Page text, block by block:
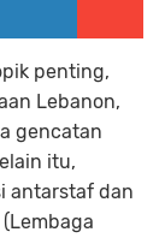
penting,
Lebanon,
gencatan
itu,
antarstaf dan